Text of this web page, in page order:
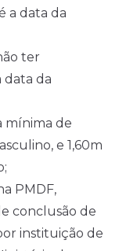
a data da
ter
data da
mínima de
e 1,60m
PMDF,
conclusão de
instituição de